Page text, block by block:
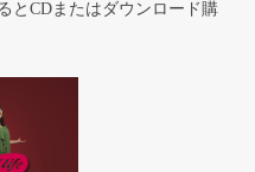
CDまたはダウンロード購